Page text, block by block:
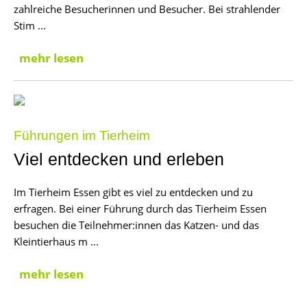
zahlreiche Besucherinnen und Besucher. Bei strahlender
Stim ...
mehr lesen
Führungen im Tierheim
Viel entdecken und erleben
Im Tierheim Essen gibt es viel zu entdecken und zu
erfragen. Bei einer Führung durch das Tierheim Essen
besuchen die Teilnehmer:innen das Katzen- und das
Kleintierhaus m ...
mehr lesen